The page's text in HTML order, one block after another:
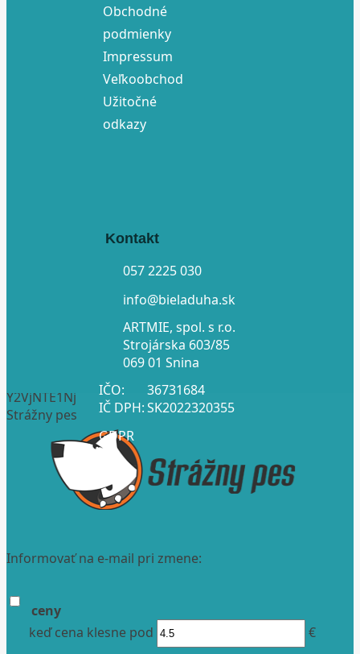
Obchodné
podmienky
Impressum
Veľkoobchod
Užitočné
odkazy
Kontakt
057 2225 030
info@bieladuha.sk
ARTMIE, spol. s r.o.
Strojárska 603/85
069 01 Snina
IČO:
36731684
IČ DPH:SK2022320355
GDPR
Y2VjNTE1Nj
Strážny pes
Informovať na e-mail pri zmene:
ceny
keď cena klesne pod
€